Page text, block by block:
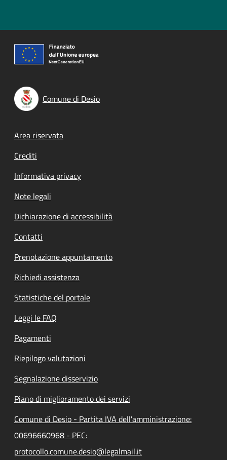
Comune di Desio
Footer menu
Area riservata
Crediti
Informativa privacy
Note legali
Dichiarazione di accessibilità
Contatti
Prenotazione appuntamento
Richiedi assistenza
Statistiche del portale
Leggi le FAQ
Pagamenti
Riepilogo valutazioni
Segnalazione disservizio
Piano di miglioramento dei servizi
Comune di Desio - Partita IVA dell'amministrazione:
00696660968 - PEC:
protocollo.comune.desio@legalmail.it